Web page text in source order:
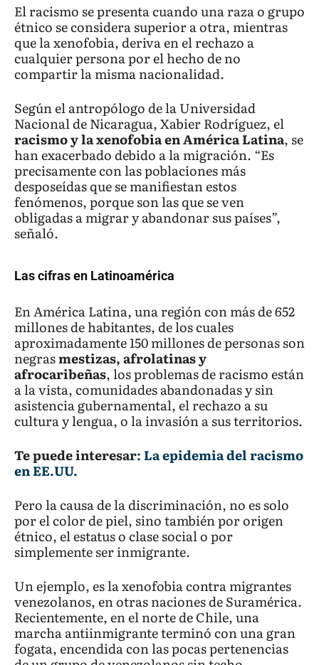
El racismo se presenta cuando una raza o grupo
étnico se considera superior a otra, mientras
que la xenofobia, deriva en el rechazo a
cualquier persona por el hecho de no
compartir la misma nacionalidad.
Según el antropólogo de la Universidad
Nacional de Nicaragua, Xabier Rodríguez, el
racismo y la xenofobia en América Latina, se
han exacerbado debido a la migración. “Es
precisamente con las poblaciones más
desposeídas que se manifiestan estos
fenómenos, porque son las que se ven
obligadas a migrar y abandonar sus países”,
señaló.
Las cifras en Latinoamérica
En América Latina, una región con más de 652
millones de habitantes, de los cuales
aproximadamente 150 millones de personas son
negrasmestizas, afrolatinas y
afrocaribeñas, los problemas de racismo están
a la vista, comunidades abandonadas y sin
asistencia gubernamental, el rechazo a su
cultura y lengua, o la invasión a sus territorios.
Te puede interesar: La epidemia del racismo
en EE.UU.
Pero la causa de la discriminación, no es solo
por el color de piel, sino también por origen
étnico, el estatus o clase social o por
simplemente ser inmigrante.
Un ejemplo, es la xenofobia contra migrantes
venezolanos, en otras naciones de Suramérica.
Recientemente, en el norte de Chile, una
marcha antiinmigrante terminó con una gran
fogata, encendida con las pocas pertenencias